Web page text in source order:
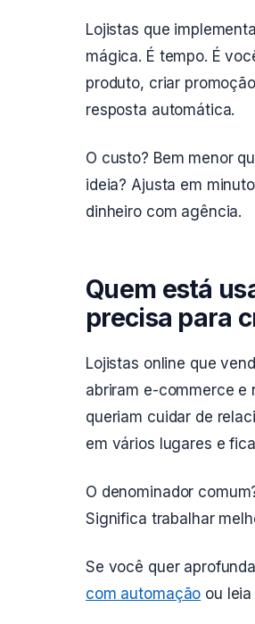
Lojistas que
mágica. É tempo. É
produto, criar
resposta automática.
O custo? Bem menor
ideia? Ajusta em
dinheiro com agência.
Quem está
precisa para
Lojistas online que
abriram e-commerce e
queriam cuidar de
em vários lugares e
O denominador
Significa trabalhar
Se você quer
com automação ou